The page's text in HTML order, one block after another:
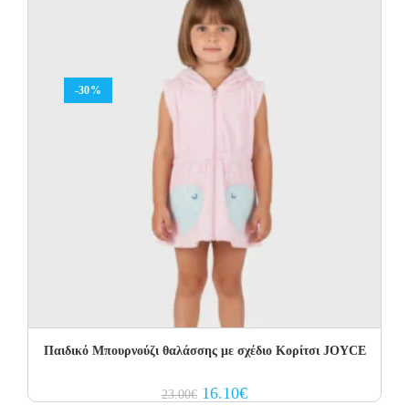
-30%
Παιδικό Μπουρνούζι θαλάσσης με σχέδιο Κορίτσι JOYCE
23.00€ Original
price
16.10€Current
price